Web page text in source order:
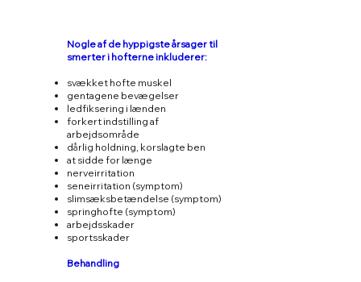
Nogle af de hyppigste årsager til
smerter i hofterne inkluderer:
svækket hofte muskel
gentagene bevægelser
ledfiksering i lænden
forkert indstilling af
arbejdsområde
dårlig holdning, korslagte ben
at sidde for længe
nerveirritation
seneirritation (symptom)
slimsæksbetændelse (symptom)
springhofte (symptom)
arbejdsskader
sportsskader
Behandling